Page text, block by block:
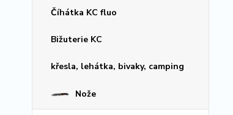
Číhátka KC fluo
Bižuterie KC
křesla, lehátka, bivaky, camping
Nože